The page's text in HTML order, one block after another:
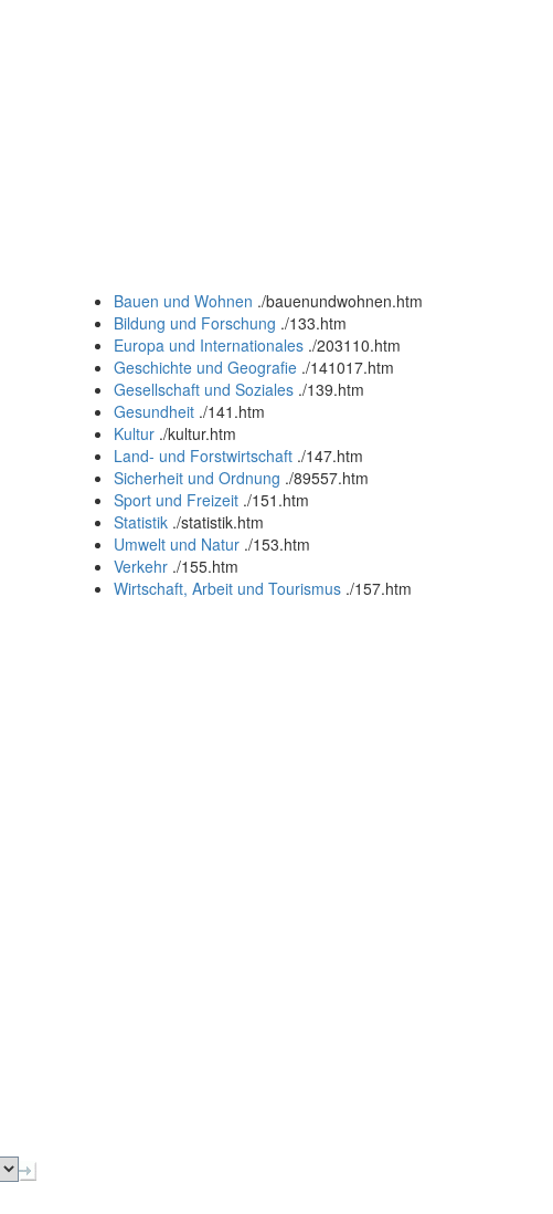
Bauen und Wohnen ./bauenundwohnen.htm
Bildung und Forschung ./133.htm
Europa und Internationales ./203110.htm
Geschichte und Geografie ./141017.htm
Gesellschaft und Soziales ./139.htm
Gesundheit ./141.htm
Kultur ./kultur.htm
Land- und Forstwirtschaft ./147.htm
Sicherheit und Ordnung ./89557.htm
Sport und Freizeit ./151.htm
Statistik ./statistik.htm
Umwelt und Natur ./153.htm
Verkehr ./155.htm
Wirtschaft, Arbeit und Tourismus ./157.htm